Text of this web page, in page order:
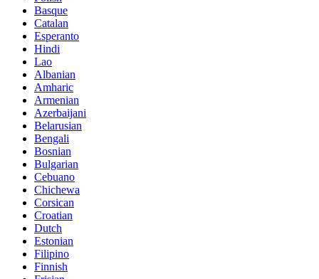
Basque
Catalan
Esperanto
Hindi
Lao
Albanian
Amharic
Armenian
Azerbaijani
Belarusian
Bengali
Bosnian
Bulgarian
Cebuano
Chichewa
Corsican
Croatian
Dutch
Estonian
Filipino
Finnish